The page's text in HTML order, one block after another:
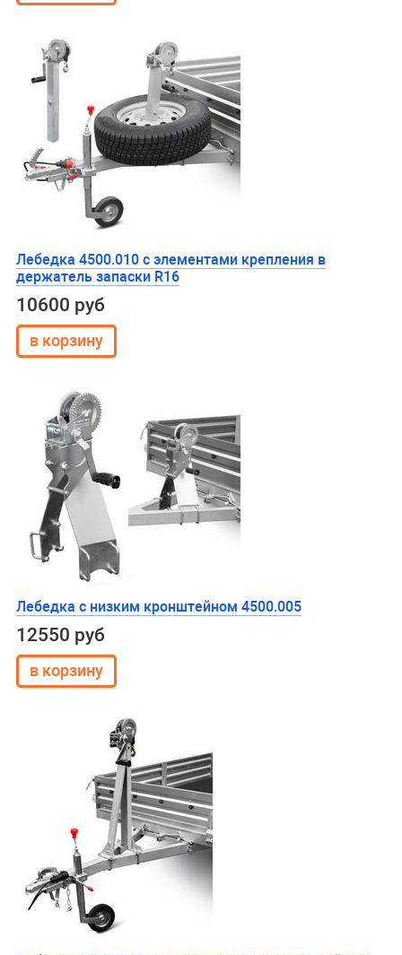
Лебедка 4500.010 с элементами крепления в
держатель запаски R16
10600 руб
Лебедка с низким кронштейном 4500.005
12550 руб